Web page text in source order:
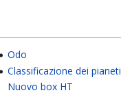
Odo
Classificazione dei pianeti
Nuovo box HT